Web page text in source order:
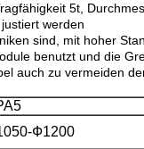
5t,
werden
sind, mit hoher
benutzt und die
auch zu vermeiden
Ф1200